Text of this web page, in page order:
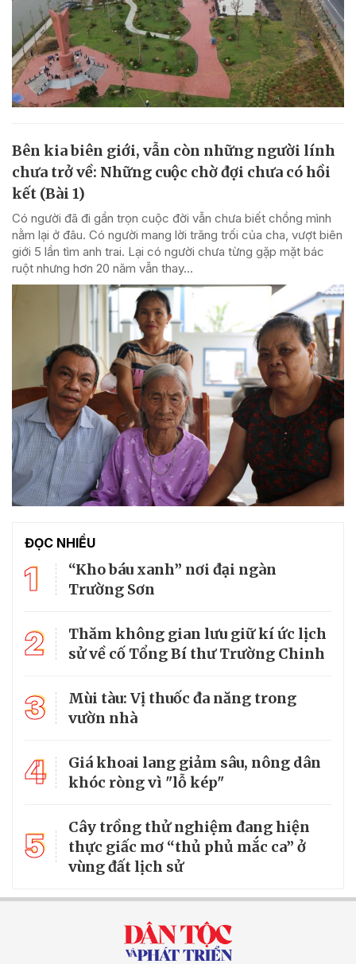
Bên kia biên giới, vẫn còn những người lính
chưa trở về: Những cuộc chờ đợi chưa có hồi
kết (Bài 1)
Có người đã đi gần trọn cuộc đời vẫn chưa biết chồng mình
nằm lại ở đâu. Có người mang lời trăng trối của cha, vượt biên
giới 5 lần tìm anh trai. Lại có người chưa từng gặp mặt bác
ruột nhưng hơn 20 năm vẫn thay...
ĐỌC NHIỀU
1
“Kho báu xanh” nơi đại ngàn
Trường Sơn
2
Thăm không gian lưu giữ kí ức lịch
sử về cố Tổng Bí thư Trường Chinh
3
Mùi tàu: Vị thuốc đa năng trong
vườn nhà
4
Giá khoai lang giảm sâu, nông dân
khóc ròng vì "lỗ kép"
5
Cây trồng thử nghiệm đang hiện
thực giấc mơ “thủ phủ mắc ca” ở
vùng đất lịch sử